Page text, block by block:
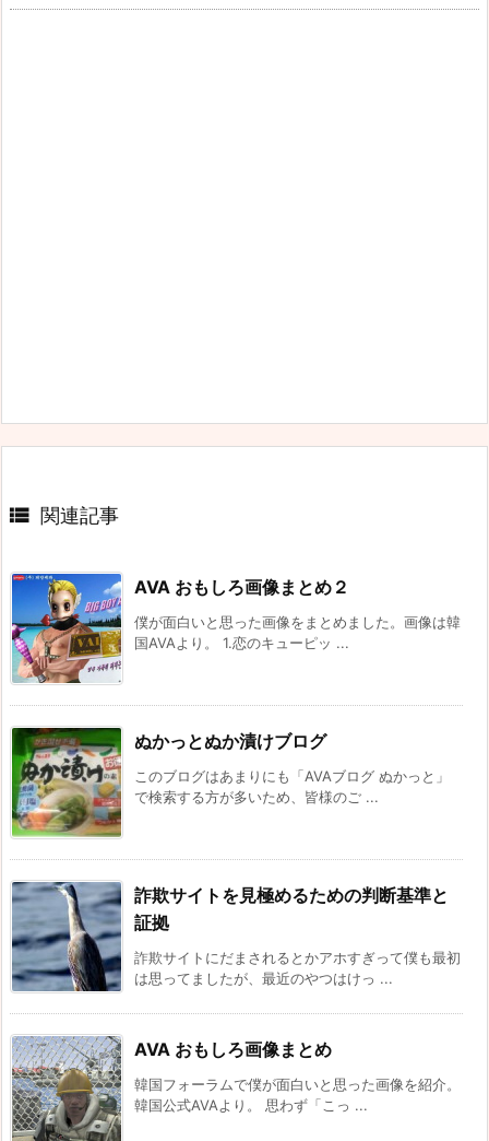
 関連記事
AVA おもしろ画像まとめ２
僕が面白いと思った画像をまとめました。画像は韓
国AVAより。 1.恋のキューピッ ...
ぬかっとぬか漬けブログ
このブログはあまりにも「AVAブログ ぬかっと」
で検索する方が多いため、皆様のご ...
詐欺サイトを見極めるための判断基準と
証拠
詐欺サイトにだまされるとかアホすぎって僕も最初
は思ってましたが、最近のやつはけっ ...
AVA おもしろ画像まとめ
韓国フォーラムで僕が面白いと思った画像を紹介。
韓国公式AVAより。 思わず「こっ ...